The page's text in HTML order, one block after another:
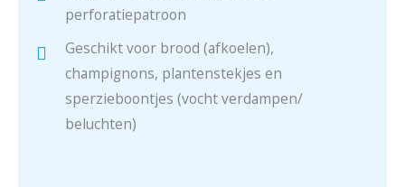
perforatiepatroon
Geschikt voor brood (afkoelen),
champignons, plantenstekjes en
sperzieboontjes (vocht verdampen/
beluchten)